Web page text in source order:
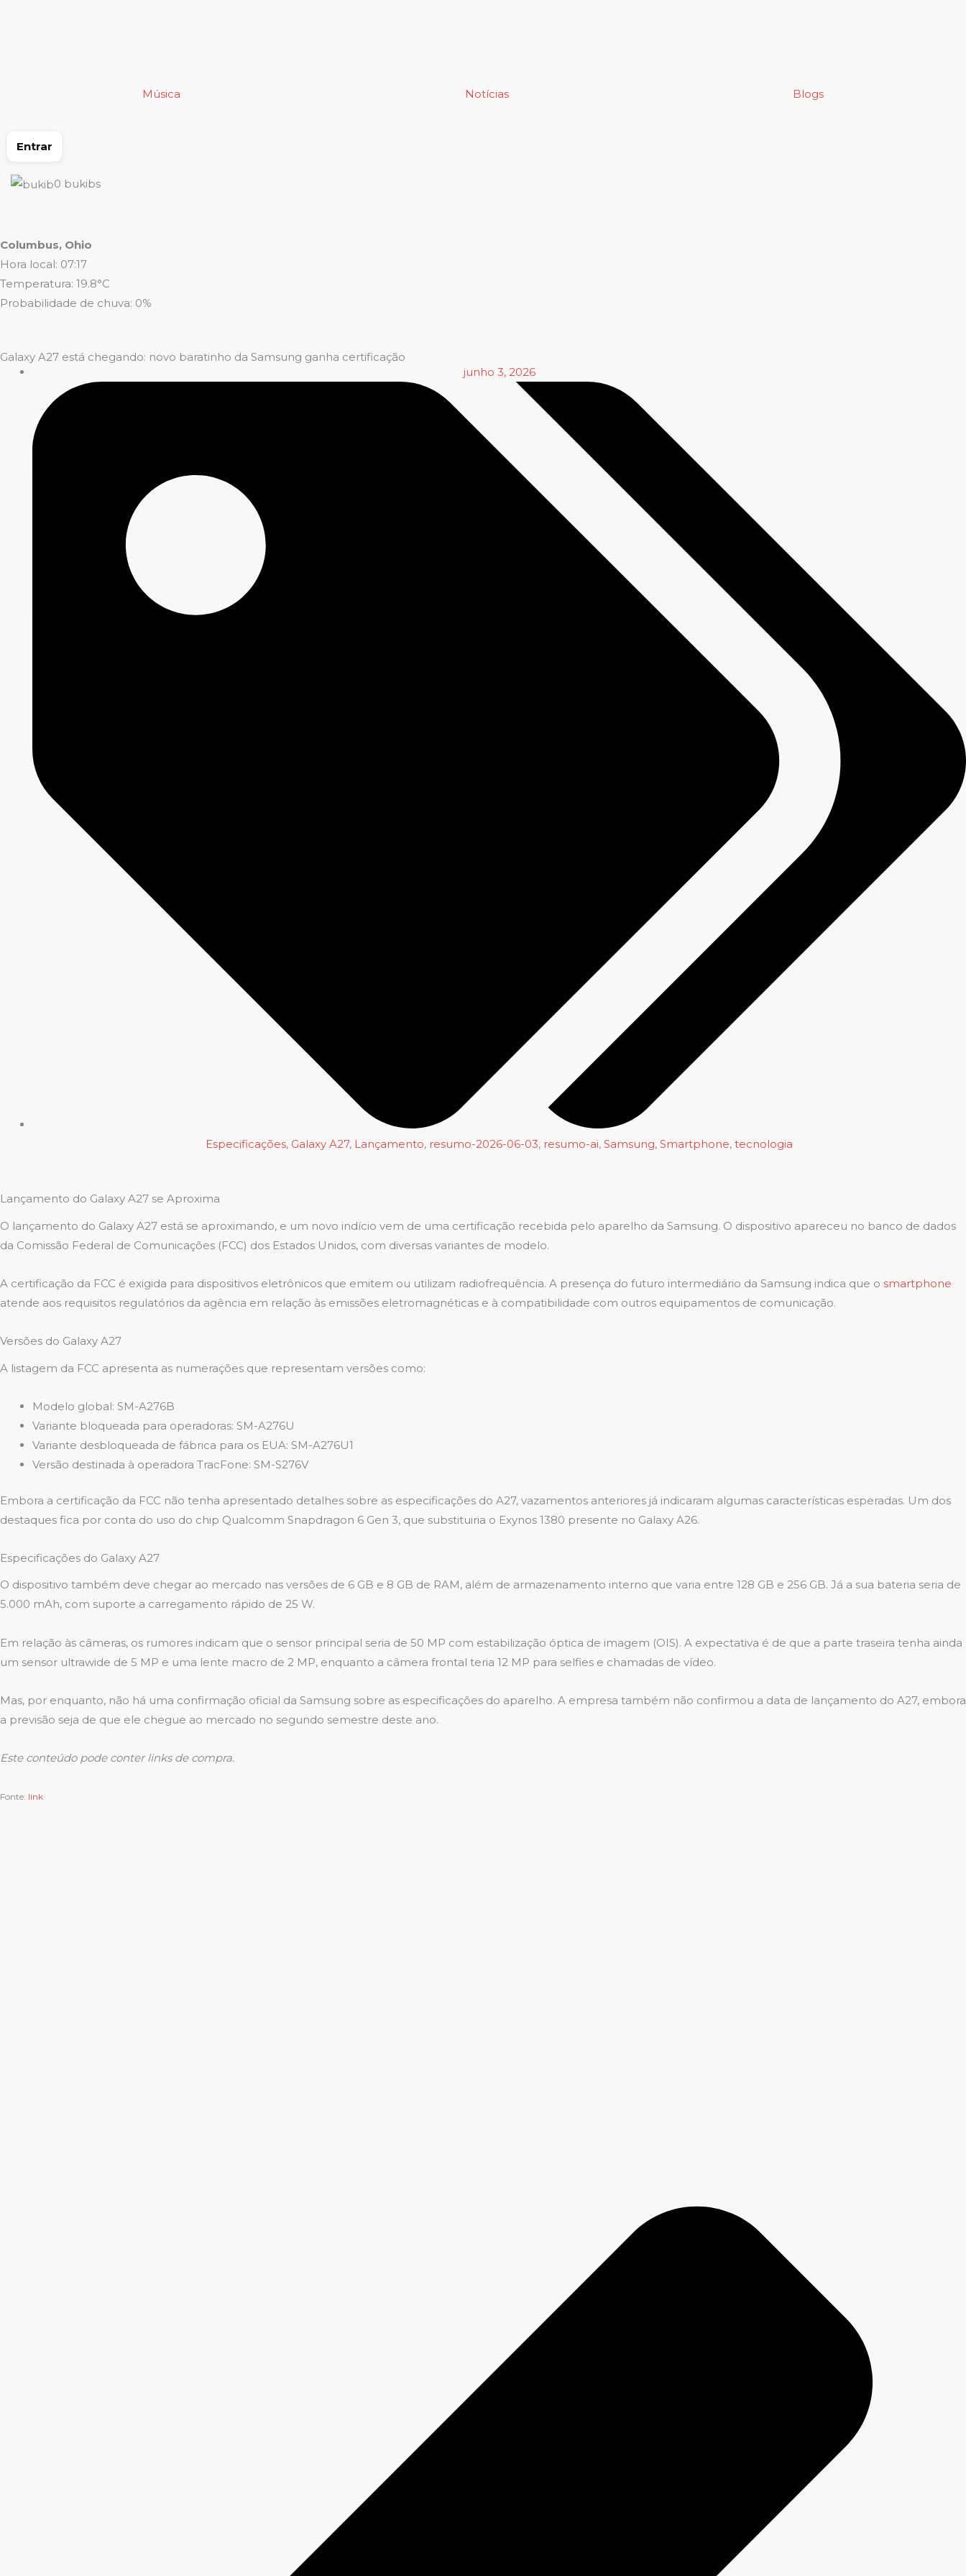
Música
Notícias Blogs
Entrar
0 bukibs
Columbus, Ohio
Hora local: 07:17
Temperatura: 19.8°C
Probabilidade de chuva: 0%
Galaxy A27 está chegando: novo baratinho da Samsung ganha certificação
junho 3, 2026
Especificações, Galaxy A27, Lançamento, resumo-2026-06-03, resumo-ai, Samsung, Smartphone, tecnologia
Lançamento do Galaxy A27 se Aproxima
O lançamento do Galaxy A27 está se aproximando, e um novo indício vem de uma certificação recebida pelo aparelho da Samsung. O dispositivo apareceu no banco de dados
da Comissão Federal de Comunicações (FCC) dos Estados Unidos, com diversas variantes de modelo.
A certificação da FCC é exigida para dispositivos eletrônicos que emitem ou utilizam radiofrequência. A presença do futuro intermediário da Samsung indica que o smartphone
atende aos requisitos regulatórios da agência em relação às emissões eletromagnéticas e à compatibilidade com outros equipamentos de comunicação.
Versões do Galaxy A27
A listagem da FCC apresenta as numerações que representam versões como:
Modelo global: SM-A276B
Variante bloqueada para operadoras: SM-A276U
Variante desbloqueada de fábrica para os EUA: SM-A276U1
Versão destinada à operadora TracFone: SM-S276V
Embora a certificação da FCC não tenha apresentado detalhes sobre as especificações do A27, vazamentos anteriores já indicaram algumas características esperadas. Um dos
destaques fica por conta do uso do chip Qualcomm Snapdragon 6 Gen 3, que substituiria o Exynos 1380 presente no Galaxy A26.
Especificações do Galaxy A27
O dispositivo também deve chegar ao mercado nas versões de 6 GB e 8 GB de RAM, além de armazenamento interno que varia entre 128 GB e 256 GB. Já a sua bateria seria de
5.000 mAh, com suporte a carregamento rápido de 25 W.
Em relação às câmeras, os rumores indicam que o sensor principal seria de 50 MP com estabilização óptica de imagem (OIS). A expectativa é de que a parte traseira tenha ainda
um sensor ultrawide de 5 MP e uma lente macro de 2 MP, enquanto a câmera frontal teria 12 MP para selfies e chamadas de vídeo.
Mas, por enquanto, não há uma confirmação oficial da Samsung sobre as especificações do aparelho. A empresa também não confirmou a data de lançamento do A27, embora
a previsão seja de que ele chegue ao mercado no segundo semestre deste ano.
Este conteúdo pode conter links de compra.
Fonte: link